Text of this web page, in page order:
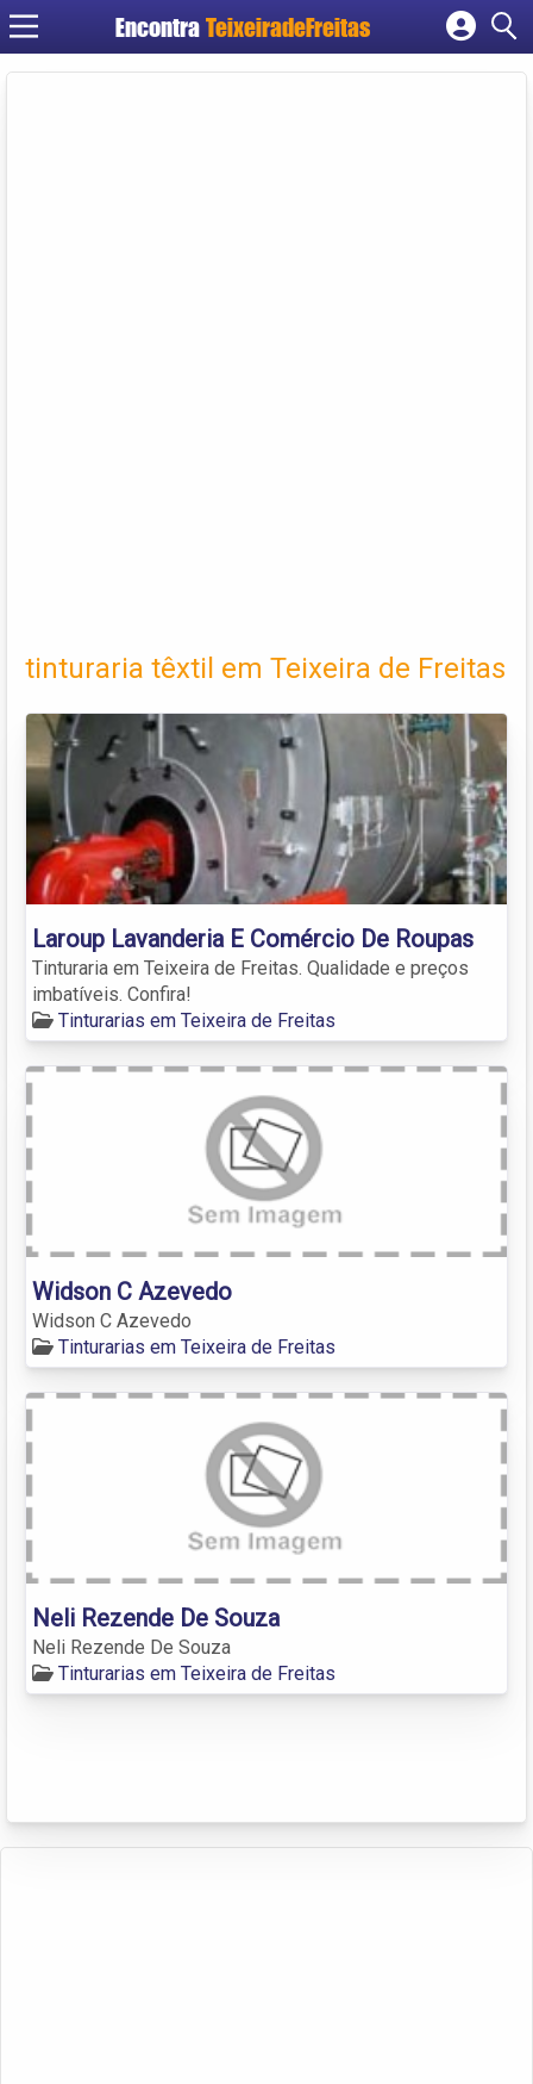
Encontra TeixeiradeFreitas
Cadastrar empresa
tinturaria têxtil em Teixeira de Freitas
Laroup Lavanderia E Comércio De Roupas
Tinturaria em Teixeira de Freitas. Qualidade e preços
imbatíveis. Confira!
Tinturarias em Teixeira de Freitas
Widson C Azevedo
Widson C Azevedo
Tinturarias em Teixeira de Freitas
Neli Rezende De Souza
Neli Rezende De Souza
Tinturarias em Teixeira de Freitas